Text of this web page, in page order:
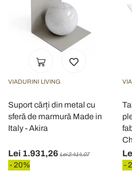
VIADURINI LIVING
Suport cărți din metal cu
sferă de marmură Made in
Italy - Akira
Lei 1.931,26 Lei 2.414,07
- 20% -